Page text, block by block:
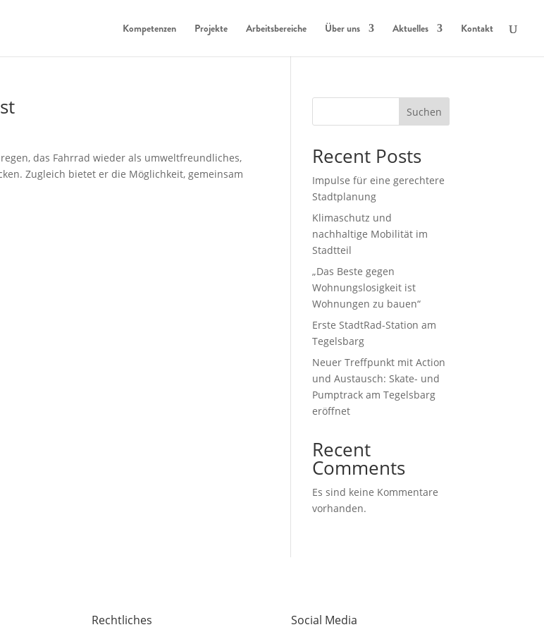
Kompetenzen Projekte Arbeitsbereiche Über uns Aktuelles Kontakt
das Fahrrad wieder als umweltfreundliches,
Zugleich bietet er die Möglichkeit, gemeinsam
Suchen
Recent Posts
Impulse für eine gerechtere
Stadtplanung
Klimaschutz und
nachhaltige Mobilität im
Stadtteil
„Das Beste gegen
Wohnungslosigkeit ist
Wohnungen zu bauen“
Erste StadtRad-Station am
Tegelsbarg
Neuer Treffpunkt mit Action
und Austausch: Skate- und
Pumptrack am Tegelsbarg
eröffnet
Recent
Comments
Es sind keine Kommentare
vorhanden.
Rechtliches Social Media